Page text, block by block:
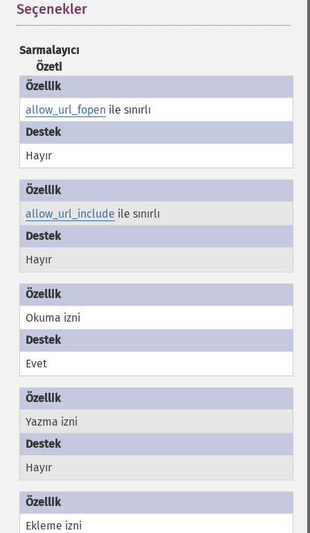
Seçenekler
Sarmalayıcı
Özeti
allow_url_fopen ile sınırlı
Hayır
allow_url_include ile sınırlı
Hayır
Okuma izni
Evet
Yazma izni
Hayır
Ekleme izni